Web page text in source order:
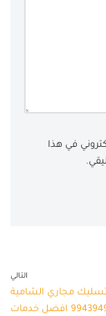
في هذا
التالي
مجاري الشامية
99439496 افضل خدمات